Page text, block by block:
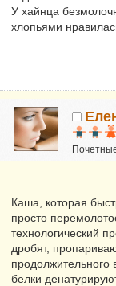
У хайнца
хлопьями
Каша, которая
просто
технологический
дробят,
продолжительного
белки